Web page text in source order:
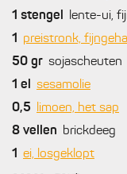
1 stengel
lente-ui,
1
preistronk,
50 gr sojascheuten
1 el
sesamolie
0,5
limoen, het sap
8 vellen brickdeeg
1
ei, losgeklopt